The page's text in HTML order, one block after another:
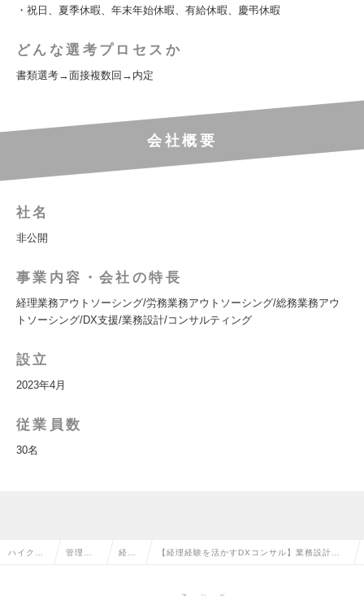
・祝日、夏季休暇、年末年始休暇、有給休暇、慶弔休暇
どんな選考プロセスか
書類選考→面接複数回→内定
会社概要
社名
非公開
事業内容・会社の特長
経理業務アウトソーシング/労務業務アウトソーシング/総務業務アウ
トソーシング/DX支援/業務設計/コンサルティング
設立
2023年4月
従業員数
30名
ハイクラ 管理部 経理 【経理経験を活かすDXコンサル】業務設計～S